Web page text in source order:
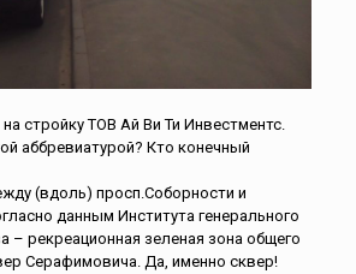
стройку ТОВ Ай Ви Ти Инвестментс.
аббревиатурой? Кто конечный
(вдоль) просп.Соборности и
данным Института генерального
– рекреационная зеленая зона общего
Серафимовича. Да, именно сквер!